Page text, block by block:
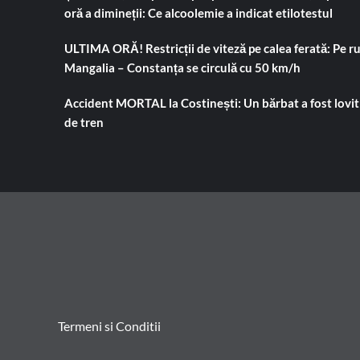
oră a dimineții: Ce alcoolemie a indicat etilotestul
ULTIMA ORĂ! Restricții de viteză pe calea ferată: Pe
Mangalia – Constanța se circulă cu 50 km/h
Accident MORTAL la Costinești: Un bărbat a fost lovit
de tren
Termeni si Conditii